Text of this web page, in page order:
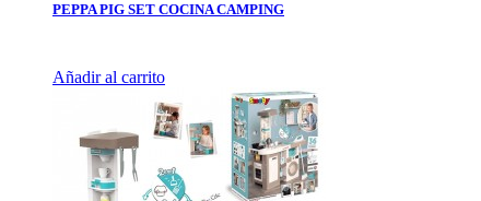
PEPPA PIG SET COCINA CAMPING
Añadir al carrito